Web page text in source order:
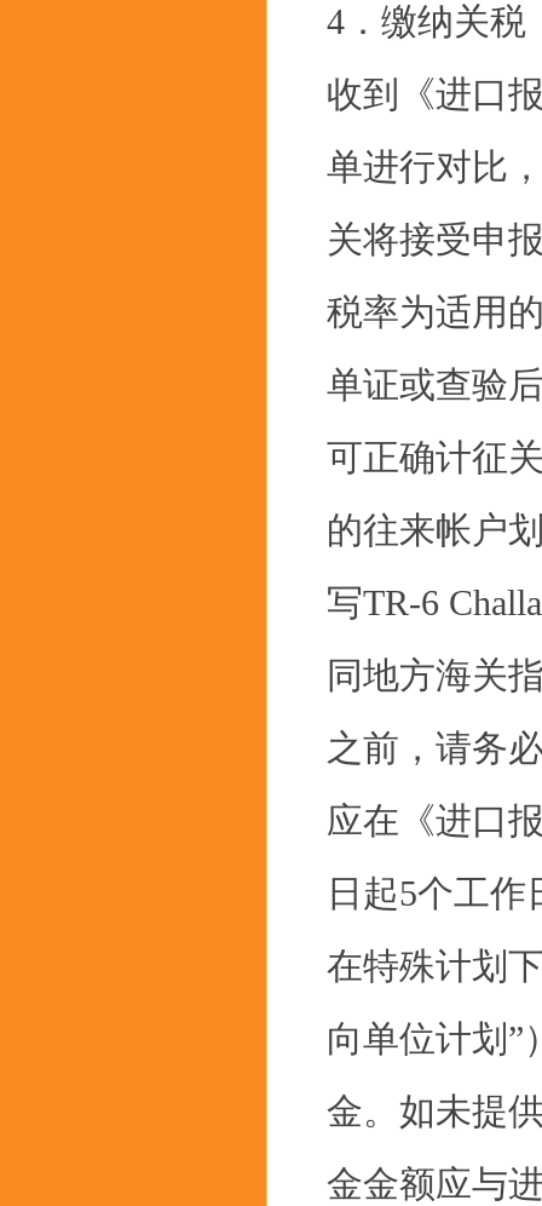
4．缴纳关税
收到《进口
单进行对比
关将接受申
税率为适用
单证或查验
可正确计征
的往来帐户
写TR-6
同地方海关
之前，请务
应在《进口
日起5个工
在特殊计划
向单位计划”
金。如未提
金金额应与